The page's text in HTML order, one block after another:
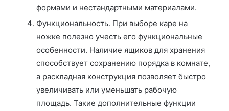
формами и нестандартными материалами.
Функциональность. При выборе каре на
ножке полезно учесть его функциональные
особенности. Наличие ящиков для хранения
способствует сохранению порядка в комнате,
а раскладная конструкция позволяет быстро
увеличивать или уменьшать рабочую
площадь. Такие дополнительные функции